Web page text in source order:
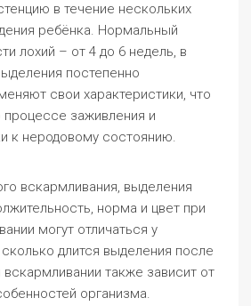
в течение нескольких
ребёнка. Нормальный
лохий – от 4 до 6 недель, в
постепенно
свои характеристики, что
процессе заживления и
к неродовому состоянию.
вскармливания, выделения
норма и цвет при
могут отличаться у
длится выделения после
также зависит от
организма.